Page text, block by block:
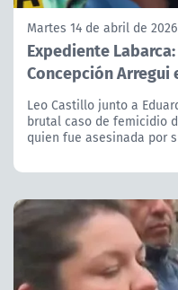
Martes 14 de abril de 2026
Expediente
Concepción Arregui
Leo Castillo junto a
brutal caso de femicidio
quien fue asesinada por